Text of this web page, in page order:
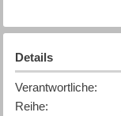
Details
Verantwortliche:
Reihe: